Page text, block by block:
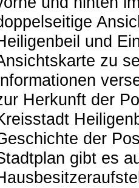
und
zu
Herkunft der
der
gibt es